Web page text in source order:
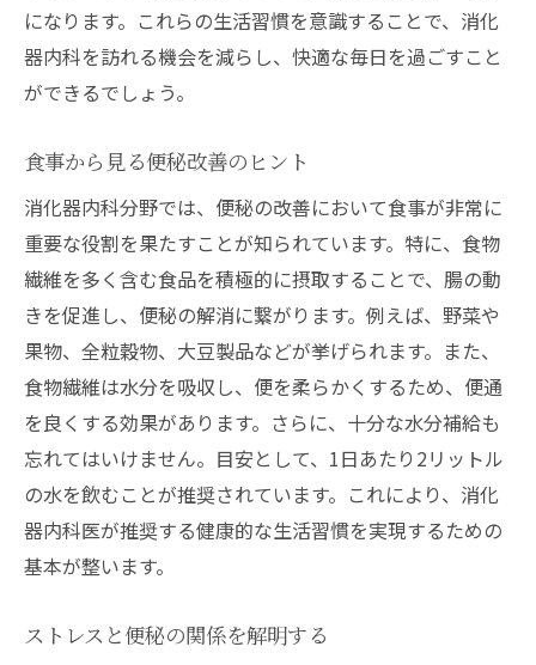
消化器内科医が教える便秘薬の効果的な使
い方
消化器内科の視点から見る便秘改善へのアプロ
消化器内科医が考える理想的な便秘治療法
便秘改善における食事療法の重要性
生活習慣の見直しが便秘に与える影響
ストレスケアと便秘改善の関係性
便秘解消に役立つ運動の紹介
便秘治療における医師との連携の重要性
便秘に効く薬！消化器内科医が教える選び方と
注意点
便秘薬の選び方の基本ガイド
使用前に知っておきたい便秘薬のリスク
便秘薬を使う際のタイミングと方法
ト
になります。これらの生活習慣を意識することで、消化
器内科を訪れる機会を減らし、快適な毎日を過ごすこと
ができるでしょう。
食事から見る便秘改善のヒント
消化器内科分野では、便秘の改善において食事が非常に
重要な役割を果たすことが知られています。特に、食物
繊維を多く含む食品を積極的に摂取することで、腸の動
きを促進し、便秘の解消に繋がります。例えば、野菜や
果物、全粒穀物、大豆製品などが挙げられます。また、
食物繊維は水分を吸収し、便を柔らかくするため、便通
を良くする効果があります。さらに、十分な水分補給も
忘れてはいけません。目安として、1日あたり2リットル
の水を飲むことが推奨されています。これにより、消化
器内科医が推奨する健康的な生活習慣を実現するための
基本が整います。
ストレスと便秘の関係を解明する